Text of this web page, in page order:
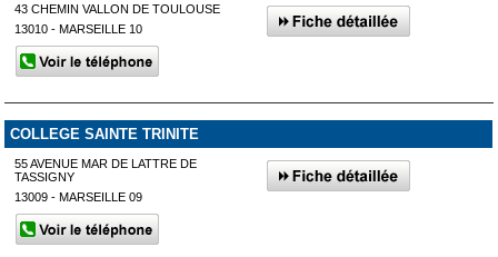
43 CHEMIN VALLON DE TOULOUSE
13010 - MARSEILLE 10
COLLEGE SAINTE TRINITE
55 AVENUE MAR DE LATTRE DE
TASSIGNY
13009 - MARSEILLE 09